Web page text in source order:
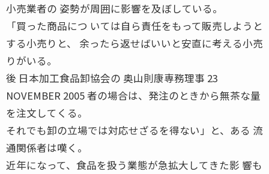
小売業者の 姿勢が周囲に影響を及ぼしている。
「買った商品につ いては自ら責任をもって販売しようと
する小売りと、 余ったら返せばいいと安直に考える小売
りがいる。
後 日本加工食品卸協会の 奥山則康専務理事 23
NOVEMBER 2005 者の場合は、発注のときから無茶な量
を注文してくる。
それでも卸の立場では対応せざるを得ない」と、ある 流
通関係者は嘆く。
近年になって、食品を扱う業態が急拡大してきた影 響も